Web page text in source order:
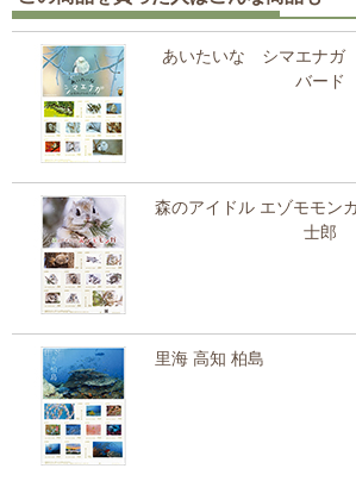
あいたいな シマエナガ
バード
森のアイドル エゾモモン
士郎
里海 高知 柏島